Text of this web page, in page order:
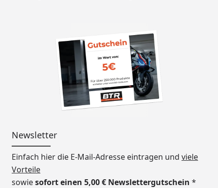
Newsletter
Einfach hier die E-Mail-Adresse eintragen und viele
Vorteile
sowiesofort einen 5,00 € Newslettergutschein *